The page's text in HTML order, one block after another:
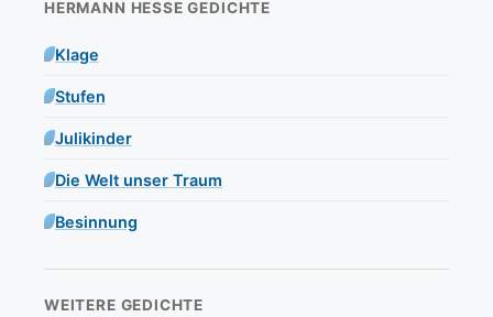
HERMANN HESSE GEDICHTE
Klage
Stufen
Julikinder
Die Welt unser Traum
Besinnung
WEITERE GEDICHTE